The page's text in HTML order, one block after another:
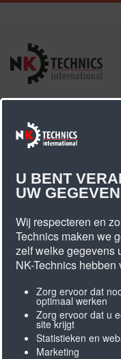
+31 (0) 314
Tandriem T10, 75mm
eindloos
Voorraad:
in
U BENT
UW
Wij respecteren en
Technics maken we
zelf welke gegevens
NK-Technics
Zorg ervoor dat
optimaal werken
Zorg ervoor dat u
site krijgt
Statistieken en
Marketing